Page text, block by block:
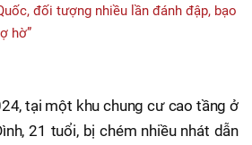
đối tượng nhiều lần đánh đập, bạo
hờ”
tại một khu chung cư cao tầng ở
21 tuổi, bị chém nhiều nhát dẫn